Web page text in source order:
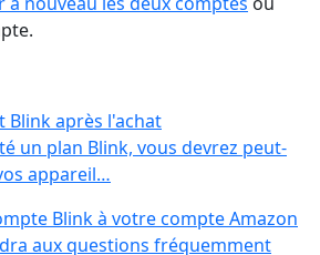
après l'achat
un plan Blink, vous devrez peut-
appareil…
Blink à votre compte Amazon
aux questions fréquemment